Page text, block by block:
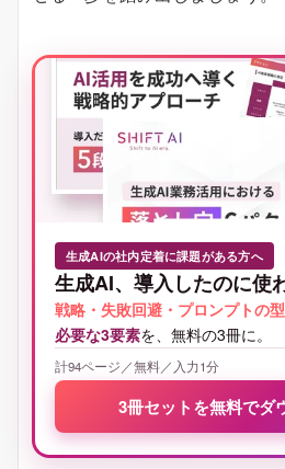
生成AIの社内定着に課題がある方へ
生成AI、導入したのに使
戦略・失敗回避・プロンプトの型
必要な3要素を、無料の3冊に。
計94ページ／無料／入力1分
3冊セットを無料でダ